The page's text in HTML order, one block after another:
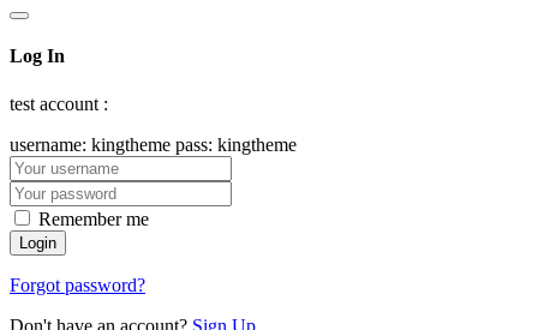
Log In
test account :
username: kingtheme pass: kingtheme
Remember me
Forgot password?
Don't have an account? Sign Up